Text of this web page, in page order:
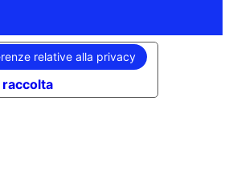
relative alla privacy